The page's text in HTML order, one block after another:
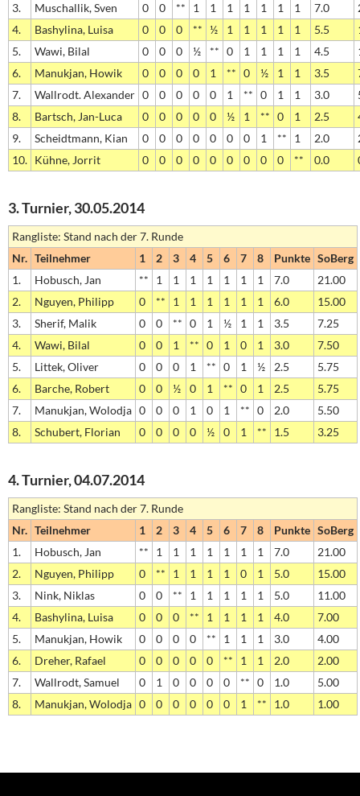
3. Muschallik, Sven 0 0 ** 1 1 1 1 1 1 1 7.0
4.
Bashylina, Luisa 0 0 0 ** ½ 1 1 1 1 1 5.5
5.
Wawi, Bilal 0 0 0 ½ ** 0 1 1 1 1 4.5
6.
Manukjan, Howik 0 0 0 0 1 ** 0 ½ 1 1 3.5
7.
Wallrodt. Alexander 0 0 0 0 0 1 ** 0 1 1 3.0
8.
Bartsch, Jan-Luca 0 0 0 0 0 ½ 1 ** 0 1 2.5
9.
Scheidtmann, Kian 0 0 0 0 0 0 0 1 ** 1 2.0
10. Kühne, Jorrit 0 0 0 0 0 0 0 0 0 ** 0.0
3. Turnier, 30.05.2014
Rangliste: Stand nach der 7. Runde
Nr. Teilnehmer 1 2 3 4 5 6 7 8 Punkte SoBerg
1.
Hobusch, Jan ** 1 1 1 1 1 1 1 7.0
21.00
2.
Nguyen, Philipp 0 ** 1 1 1 1 1 1 6.0
15.00
3.
Sherif, Malik 0 0 ** 0 1 ½ 1 1 3.5
7.25
4.
Wawi, Bilal 0 0 1 ** 0 1 0 1 3.0
7.50
5.
Littek, Oliver 0 0 0 1 ** 0 1 ½ 2.5
5.75
6.
Barche, Robert 0 0 ½ 0 1 ** 0 1 2.5
5.75
7.
Manukjan, Wolodja 0 0 0 1 0 1 ** 0 2.0
5.50
8.
Schubert, Florian 0 0 0 0 ½ 0 1 ** 1.5 3.25
4. Turnier, 04.07.2014
Rangliste: Stand nach der 7. Runde
Nr. Teilnehmer 1 2 3 4 5 6 7 8 Punkte SoBerg
1.
Hobusch, Jan ** 1 1 1 1 1 1 1 7.0
21.00
2.
Nguyen, Philipp 0 ** 1 1 1 1 0 1 5.0
15.00
3.
Nink, Niklas 0 0 ** 1 1 1 1 1 5.0
11.00
4.
Bashylina, Luisa 0 0 0 ** 1 1 1 1 4.0
7.00
5.
Manukjan, Howik 0 0 0 0 ** 1 1 1 3.0
4.00
6.
Dreher, Rafael 0 0 0 0 0 ** 1 1 2.0
2.00
7.
Wallrodt, Samuel 0 1 0 0 0 0 ** 0 1.0
5.00
8.
Manukjan, Wolodja 0 0 0 0 0 0 1 ** 1.0 1.00